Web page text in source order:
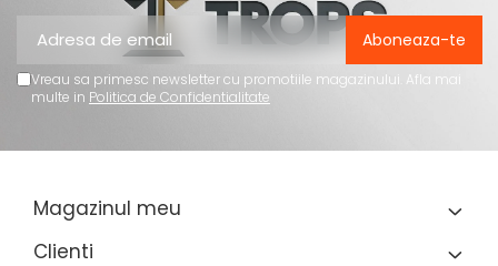
Vreau sa primesc newsletter cu promotiile magazinului. Afla mai
multe in Politica de Confidentialitate
Magazinul meu
Clienti